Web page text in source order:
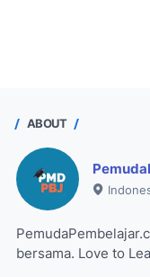
ABOUT
bersama. Love to